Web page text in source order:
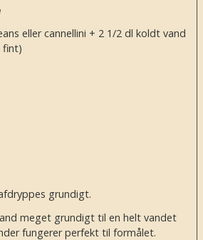
eller cannellini + 2 1/2 dl koldt vand
fint)
grundigt.
meget grundigt til en helt vandet
fungerer perfekt til formålet.